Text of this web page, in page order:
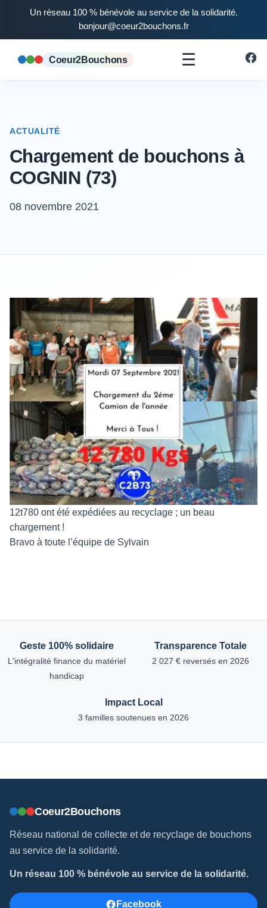
Un réseau 100 % bénévole au service de la solidarité.
bonjour@coeur2bouchons.fr
Coeur2Bouchons ☰
ACTUALITÉ
Chargement de bouchons à
COGNIN (73)
08 novembre 2021
12t780 ont été expédiées au recyclage ; un beau
chargement !
Bravo à toute l’équipe de Sylvain
Geste 100% solidaire
L'intégralité finance du matériel
handicap
Transparence Totale
2 027 € reversés en 2026
Impact Local
3 familles soutenues en 2026
Coeur2Bouchons
Réseau national de collecte et de recyclage de bouchons
au service de la solidarité.
Un réseau 100 % bénévole au service de la solidarité.
Facebook